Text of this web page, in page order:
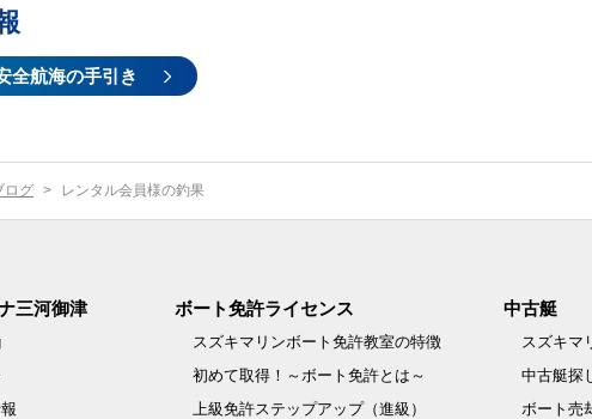
全航海の手引き
ログ レンタル会員様の釣果
三河御津 ボート免許ライセンス
スズキマリンボート免許教室の特徴
初めて取得！～ボート免許とは～
上級免許ステップアップ（進級）
中古艇
スズキマ
中古艇探
ボート売